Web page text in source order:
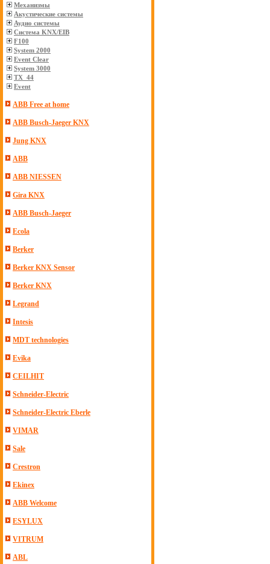
Механизмы
Акустические системы
Аудио системы
Система KNX/EIB
F100
System 2000
Event Clear
System 3000
TX_44
Event
ABB Free at home
ABB Busch-Jaeger KNX
Jung KNX
ABB
ABB NIESSEN
Gira KNX
ABB Busch-Jaeger
Ecola
Berker
Berker KNX Sensor
Berker KNX
Legrand
Intesis
MDT technologies
Evika
CEILHIT
Schneider-Electric
Schneider-Electric Eberle
VIMAR
Sale
Crestron
Ekinex
ABB Welcome
ESYLUX
VITRUM
ABL